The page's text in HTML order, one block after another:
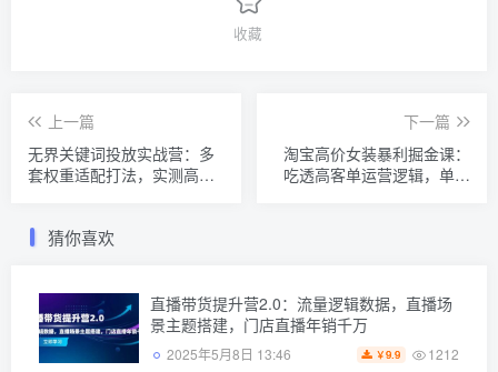
收藏
上一篇
无界关键词投放实战营：多
套权重适配打法，实测高投
下一篇
淘宝高价女装暴利掘金课：
吃透高客单运营逻辑，单笔
猜你喜欢
直播带货提升营2.0：流量逻辑数据，直播场
景主题搭建，门店直播年销千万
2025年5月8日 13:46 ￥9.9 1212